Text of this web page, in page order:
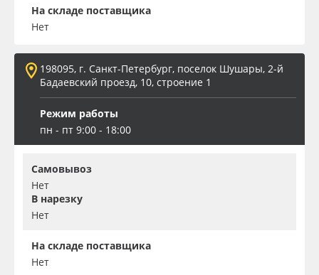
На складе поставщика
Нет
198095, г. Санкт-Петербург, поселок Шушары, 2-й
Бадаевский проезд, 10, строение 1
Режим работы
пн - пт 9:00 - 18:00
Самовывоз
Нет
В нарезку
Нет
На складе поставщика
Нет